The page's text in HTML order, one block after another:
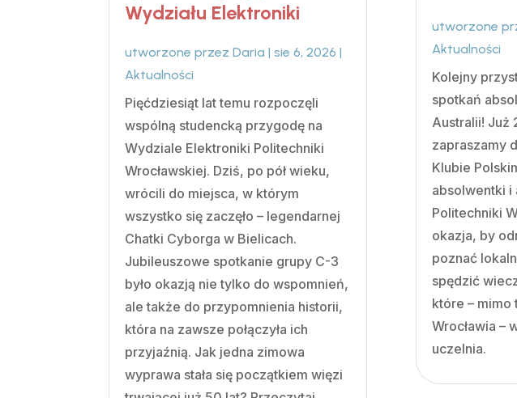
Wydziału Elektroniki
utworzone przezDaria |sie 6, 2026 |
Aktualności
Pięćdziesiąt lat temu rozpoczęli
wspólną studencką przygodę na
Wydziale Elektroniki Politechniki
Wrocławskiej. Dziś, po pół wieku,
wrócili do miejsca, w którym
wszystko się zaczęło – legendarnej
Chatki Cyborga w Bielicach.
Jubileuszowe spotkanie grupy C-3
było okazją nie tylko do wspomnień,
ale także do przypomnienia historii,
która na zawsze połączyła ich
przyjaźnią. Jak jedna zimowa
wyprawa stała się początkiem więzi
utworzone
Aktualności
Kolejny
spotkań
Australii! Już
zapraszamy
Klubie
absolwentki i
Politechniki
okazja, by
poznać
spędzić
które –
Wrocławia –
uczelnia.